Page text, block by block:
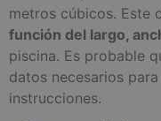
metros cúbicos. Este
función del largo,
piscina. Es probable
datos necesarios
instrucciones.